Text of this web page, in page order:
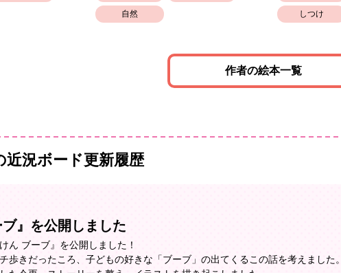
自然 しつけ
作者の絵本一覧
近況ボード更新履歴
ブ』を公開しました
ん ブーブ』を公開しました！
歩きだったころ、子どもの好きな「ブーブ」の出てくるこの話を考えました。